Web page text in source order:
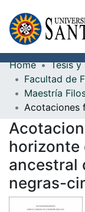
Communities &
All of DSpace
Documents
Home
Tesis y
horizonte
ancestral
negras-